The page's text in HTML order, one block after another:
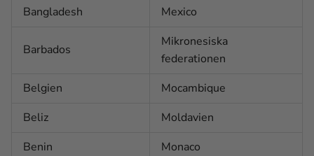
Bangladesh
Mexico
Barbados
Mikronesiska
federationen
Belgien
Mocambique
Beliz
Moldavien
Benin
Monaco